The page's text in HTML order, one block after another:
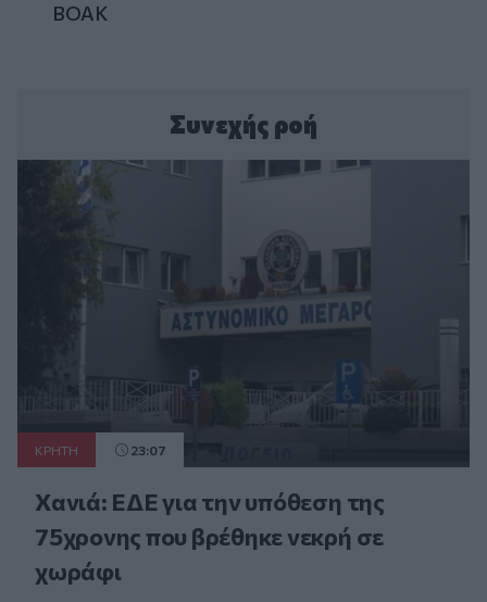
ΒΟΑΚ
Συνεχής ροή
ΚΡΗΤΗ 23:07
Χανιά: ΕΔΕ για την υπόθεση της
75χρονης που βρέθηκε νεκρή σε
χωράφι